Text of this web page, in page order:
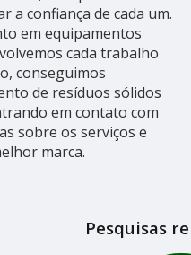
a confiança de cada um.
em equipamentos
cada trabalho
conseguimos
de resíduos sólidos
em contato com
sobre os serviços e
marca.
Pesquisas